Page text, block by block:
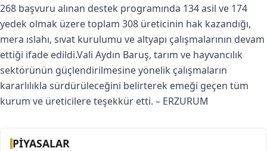
268 başvuru alınan destek programında 134 asil ve 174
yedek olmak üzere toplam 308 üreticinin hak kazandığı,
mera ıslahı, sıvat kurulumu ve altyapı çalışmalarının devam
ettiği ifade edildi.Vali Aydın Baruş, tarım ve hayvancılık
sektörünün güçlendirilmesine yönelik çalışmaların
kararlılıkla sürdürüleceğini belirterek emeği geçen tüm
kurum ve üreticilere teşekkür etti. – ERZURUM
PİYASALAR